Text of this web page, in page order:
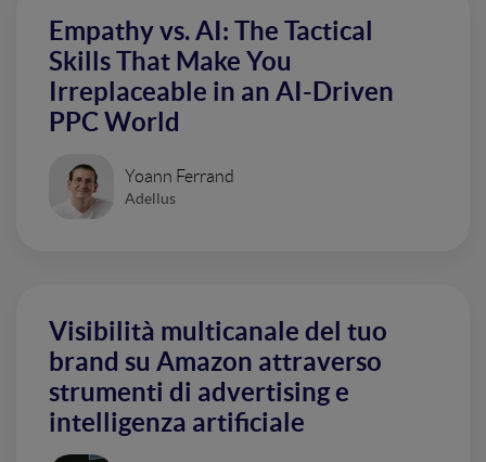
Empathy vs. AI: The Tactical
Skills That Make You
Irreplaceable in an AI-Driven
PPC World
Yoann Ferrand
Adellus
Visibilità multicanale del tuo
brand su Amazon attraverso
strumenti di advertising e
intelligenza artificiale